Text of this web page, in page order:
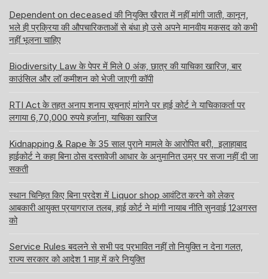
Dependent on deceased की नियुक्ति खैरात में नहीं मांगी जाती, कानून,
भले ही प्रक्रिया की औपचारिकताओं से बंधा हो उसे अपने मानवीय मकसद को कभी
नहीं भूलना चाहिए
Biodiversity Law के पेपर में मिले 0 अंक, छात्र की याचिका खारिज, बार
काउंसिल और लॉ कमीशन को भेजी जाएगी कॉपी
RTI Act के तहत अनाप शनाप सूचनाएं मांगने पर हाई कोर्ट ने याचिकाकर्ता पर
लगाया 6,70,000 रुपये हर्जाना, याचिका खारिज
Kidnapping & Rape के 35 साल पुराने मामले के आरोपित बरी, इलाहाबाद
हाईकोर्ट ने कहा बिना ठोस दस्तावेजी आधार के अनुमानित उम्र पर सजा नहीं दी जा
सकती
स्थान चिन्हित किए बिना प्रदेश में Liquor shop आवंटित करने को लेकर
आबकारी आयुक्त प्रयागराज तलब, हाई कोर्ट ने मांगी नायाब नीति सुनवाई 12अगस्त
को
Service Rules बदलने से सभी पद प्रभावित नहीं तो नियुक्ति न देना गलत,
राज्य सरकार को आदेश 1 माह में करे नियुक्ति